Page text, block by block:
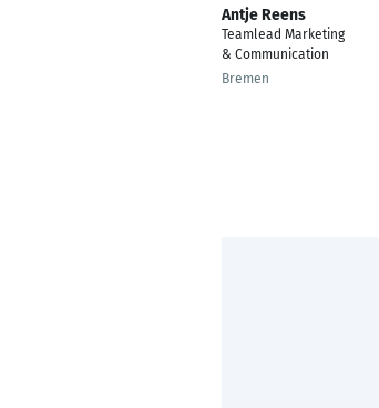
Antje Reens
Teamlead Marketing
& Communication
Bremen